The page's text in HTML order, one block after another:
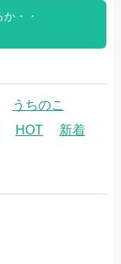
・・
うちのこ
HOT 新着